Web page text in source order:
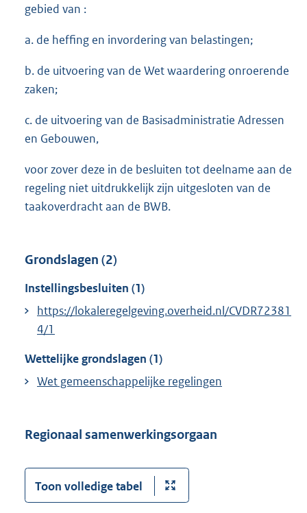
gebied van :
a. de heffing en invordering van belastingen;
b. de uitvoering van de Wet waardering onroerende
zaken;
c. de uitvoering van de Basisadministratie Adressen
en Gebouwen,
voor zover deze in de besluiten tot deelname aan de
regeling niet uitdrukkelijk zijn uitgesloten van de
taakoverdracht aan de BWB.
Grondslagen (2)
Instellingsbesluiten (1)
https://lokaleregelgeving.overheid.nl/CVDR72381
4/1
Wettelijke grondslagen (1)
Wet gemeenschappelijke regelingen
Regionaal samenwerkingsorgaan
Toon volledige tabel